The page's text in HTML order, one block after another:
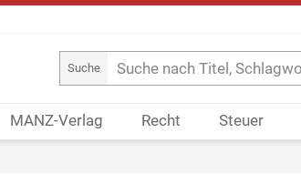
Suche
MANZ-Verlag Recht Steuer